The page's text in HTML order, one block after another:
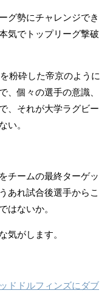
グ勢にチャレンジでき
気でトップリーグ撃破
粉砕した帝京のように
、個々の選手の意識、
、それが大学ラグビー
い。
チームの最終ターゲッ
あれ試合後選手からこ
はないか。
気がします。
ドドルフィンズにダブ